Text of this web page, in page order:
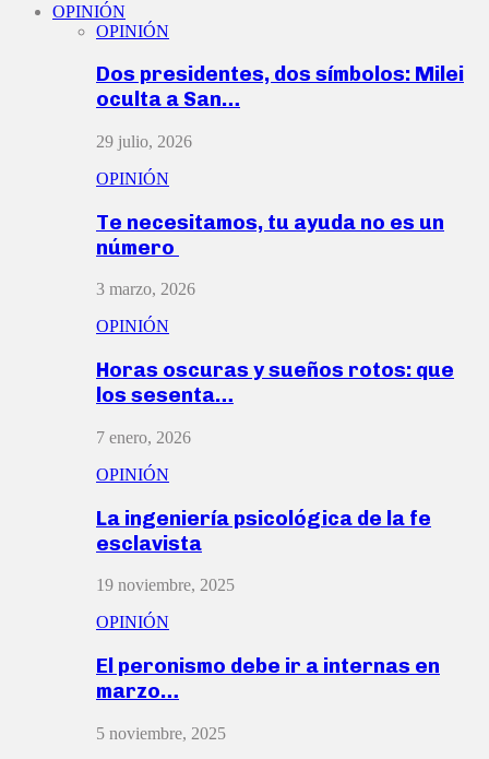
OPINIÓN
OPINIÓN
Dos presidentes, dos símbolos: Milei
oculta a San…
29 julio, 2026
OPINIÓN
Te necesitamos, tu ayuda no es un
número
3 marzo, 2026
OPINIÓN
Horas oscuras y sueños rotos: que
los sesenta…
7 enero, 2026
OPINIÓN
La ingeniería psicológica de la fe
esclavista
19 noviembre, 2025
OPINIÓN
El peronismo debe ir a internas en
marzo…
5 noviembre, 2025